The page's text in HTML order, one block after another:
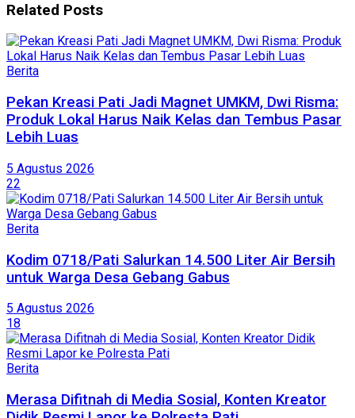
Related Posts
Berita
Pekan Kreasi Pati Jadi Magnet UMKM, Dwi Risma:
Produk Lokal Harus Naik Kelas dan Tembus Pasar
Lebih Luas
5 Agustus 2026
22
Berita
Kodim 0718/Pati Salurkan 14.500 Liter Air Bersih
untuk Warga Desa Gebang Gabus
5 Agustus 2026
18
Berita
Merasa Difitnah di Media Sosial, Konten Kreator